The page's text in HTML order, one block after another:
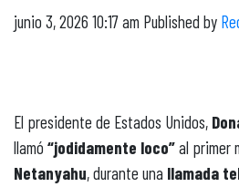
junio 3, 2026 10:17 am Published by
El presidente de Estados Unidos,
llamó “jodidamente loco”al primer
Netanyahu, durante una llamada